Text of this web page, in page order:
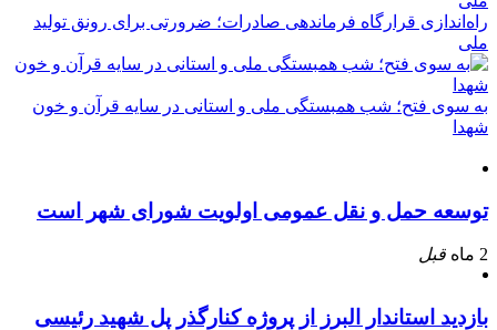
راه‌اندازی قرارگاه فرماندهی صادرات؛ ضرورتی برای رونق تولید
ملی
به سوی فتح؛ شب همبستگی ملی و استانی در سایه قرآن و خون
شهدا
توسعه حمل و نقل عمومی اولویت شورای شهر است
2 ماه قبل
بازدید استاندار البرز از پروژه کنارگذر پل شهید رئیسی